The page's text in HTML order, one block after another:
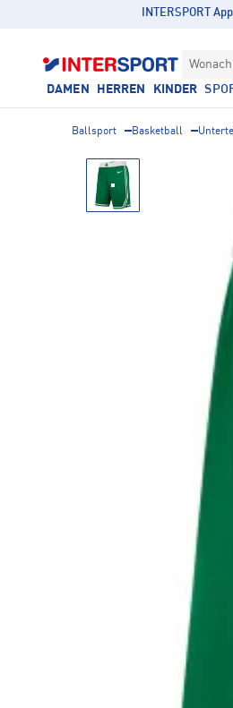
INTERSPORT
DAMEN HERREN KINDER
Ballsport Basketball